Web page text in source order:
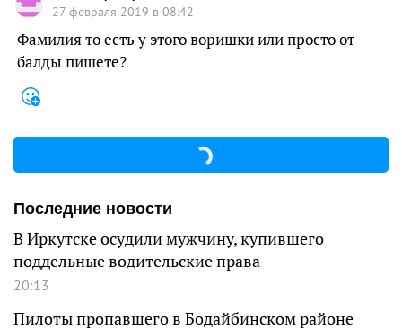
27 февраля 2019 в 08:42
Фамилия то есть у этого воришки или просто от
балды пишете?
Последние новости
В Иркутске осудили мужчину, купившего
поддельные водительские права
20:13
Пилоты пропавшего в Бодайбинском районе